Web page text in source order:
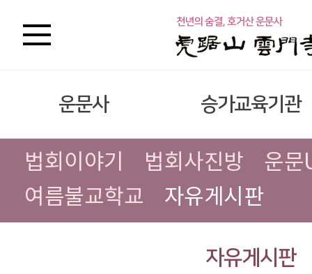
운문사 승가교육기관
법회이야기 법회사진방
운문
여름불교학교
자유게시판
자유게시판